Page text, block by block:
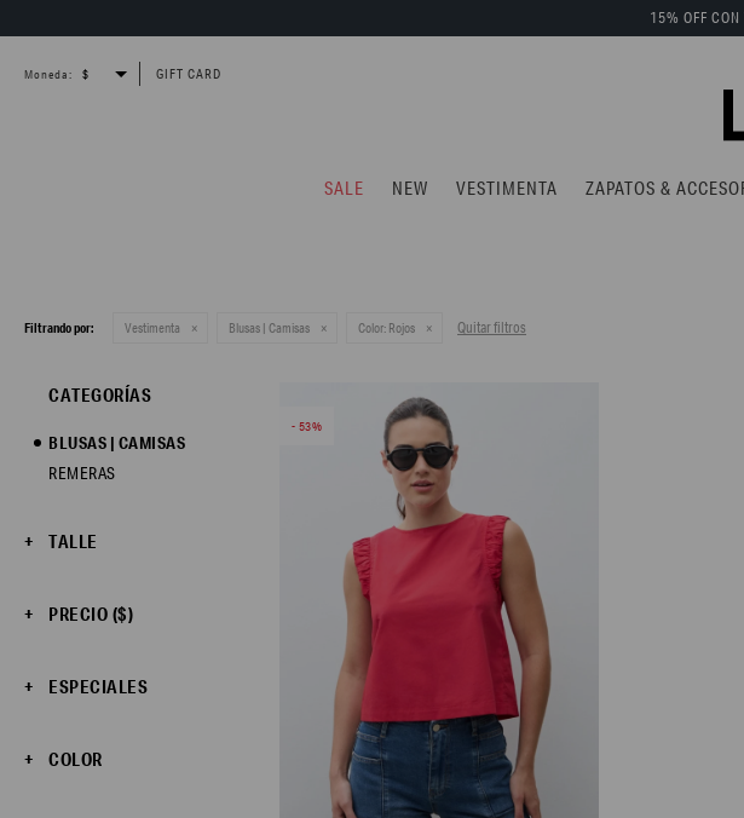
SALE NEW VESTIMENTA ZAPATOS &
15% OFF
Moneda: GIFT CARD
Filtrando por: Vestimenta Blusas | Camisas Color: Rojos Quitar filtros
53
CATEGORÍAS
BLUSAS | CAMISAS
REMERAS
TALLE
PRECIO ($)
ESPECIALES
COLOR